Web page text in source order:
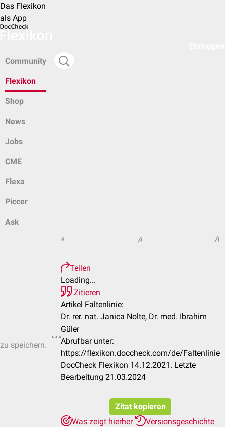
Das Flexikon
als App
Community
Flexikon
Shop
News
Jobs
CME
Flexa
Piccer
Ask
speichern.
A A A
Teilen
Loading...
Zitieren
Artikel Faltenlinie:
Dr. rer. nat. Janica Nolte, Dr. med. Ibrahim
Güler
Abrufbar unter:
https://flexikon.doccheck.com/de/Faltenlinie
DocCheck Flexikon 14.12.2021. Letzte
Bearbeitung 21.03.2024
Zitat kopieren
Was zeigt hierher
Versionsgeschichte